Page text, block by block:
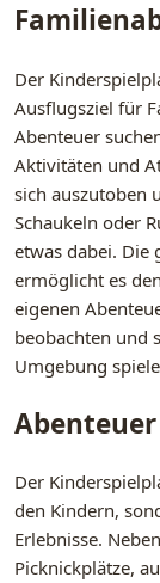
Der
Ausflugsziel für
Abenteuer
Aktivitäten und
sich auszutoben
Schaukeln oder
etwas dabei. Die
ermöglicht es
eigenen
beobachten und
Umgebung
Der
den Kindern,
Erlebnisse.
Picknickplätze,